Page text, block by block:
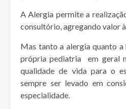
A Alergia permite a
consultório, agregando valor
Mas tanto a alergia quanto a
própria pediatria em geral
qualidade de vida para o
sempre ser levado em
especialidade.